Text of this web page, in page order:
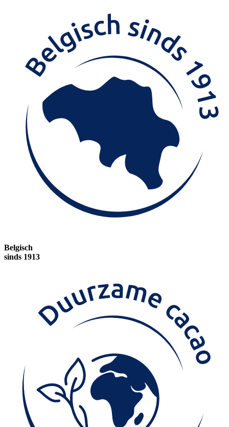
Belgisch
sinds 1913